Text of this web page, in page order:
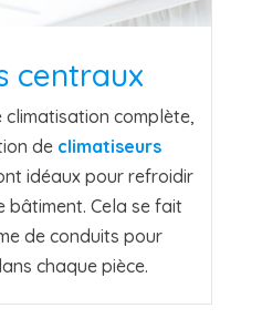
centraux
climatisation complète,
de climatiseurs
idéaux pour refroidir
bâtiment. Cela se fait
de conduits pour
chaque pièce.